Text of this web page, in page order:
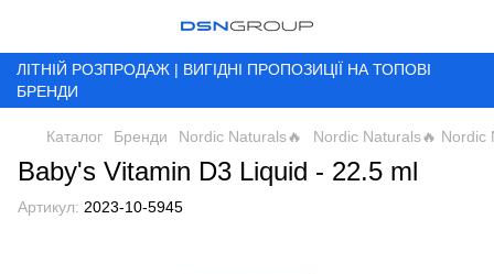
ЛІТНІЙ РОЗПРОДАЖ | ВИГІДНІ ПРОПОЗИЦІЇ НА ТОПОВІ
БРЕНДИ
Каталог Бренди Nordic Naturals🔥 Nordic Naturals🔥 Nordic
Baby's Vitamin D3 Liquid - 22.5 ml
Артикул: 2023-10-5945